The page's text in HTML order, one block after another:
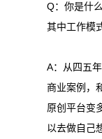
Q：你是什
其中工作模
A：从四五
商业案例，
原创平台变
以去做自己